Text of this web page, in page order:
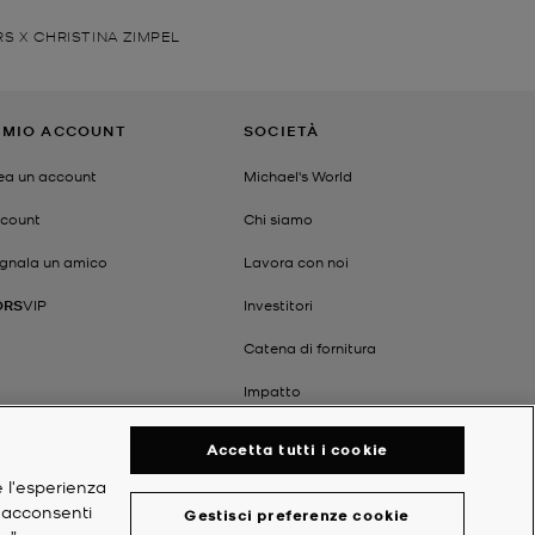
X CHRISTINA ZIMPEL
ACCOUNT
un account
un amico
VIP
SOCIETÀ
Michael's World
Chi siamo
Lavora con noi
Investitori
Catena di fornitura
Impatto
l'esperienza
Gestisci preferenze cookie
Accetta tutti i cookie